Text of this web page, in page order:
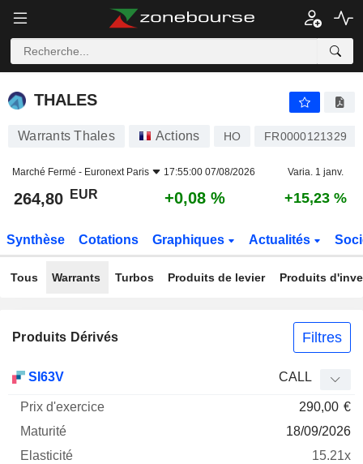
THALES
THALES
Warrants Thales Actions HO FR0000121329
Marché Fermé - Euronext Paris 17:55:00 07/08/2026 Varia. 1 janv.
264,80 EUR +0,08 % +15,23 %
Synthèse Cotations Graphiques Actualités
Tous Warrants Turbos Produits de levier Produits
Produits Dérivés Filtres
Mnemo Type
Parité
SI63V CALL
290,00 €
18/09/2026
15.21x